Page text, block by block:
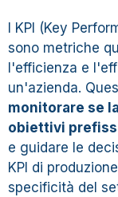
I KPI (Key
sono metriche
l'efficienza e
un'azienda.
monitorare se
obiettivi
e guidare le
KPI di
specificità del